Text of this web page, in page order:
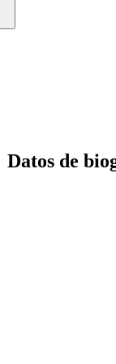
Datos de